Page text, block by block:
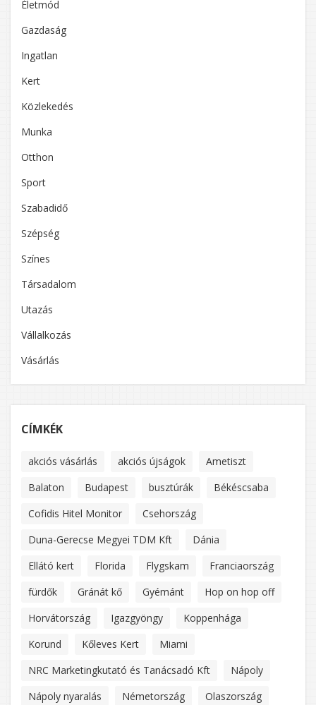
Életmód
Gazdaság
Ingatlan
Kert
Közlekedés
Munka
Otthon
Sport
Szabadidő
Szépség
Színes
Társadalom
Utazás
Vállalkozás
Vásárlás
CÍMKÉK
akciós vásárlás akciós újságok
Ametiszt
Balaton
Budapest busztúrák
Békéscsaba
Cofidis Hitel Monitor
Csehország
Duna-Gerecse Megyei TDM Kft
Dánia
Ellátó kert
Florida Flygskam
Franciaország
fürdők
Gránát kő Gyémánt
Hop on hop off
Horvátország
Igazgyöngy
Koppenhága
Korund
Kőleves Kert
Miami
NRC Marketingkutató és Tanácsadó Kft
Nápoly
Nápoly nyaralás
Németország Olaszország